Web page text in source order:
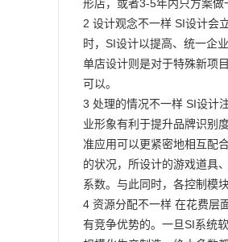
形店，或者3-5年内只方案做
2 设计观念不一样 SI设计会
时，SI设计以提高、统一企
单店设计则是对于特殊新项
可以。
3 处理的情况不一样 SI设计
业形象有利于提升品牌识别
准应用可以更紧密地相互配
的状况，所设计的游戏道具
系数。与此同时，各控制模
4 资源分配不一样 在花费层
有竞争优势的。一旦SI系统